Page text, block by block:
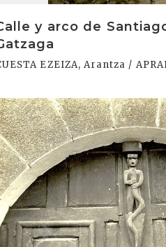
y arco de
EZEIZA, Arantza /